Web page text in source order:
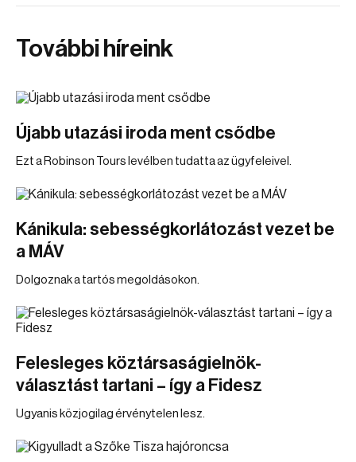
További híreink
Újabb utazási iroda ment csődbe
Ezt a Robinson Tours levélben tudatta az ügyfeleivel.
Kánikula: sebességkorlátozást vezet be
a MÁV
Dolgoznak a tartós megoldásokon.
Felesleges köztársaságielnök-
választást tartani – így a Fidesz
Ugyanis közjogilag érvénytelen lesz.